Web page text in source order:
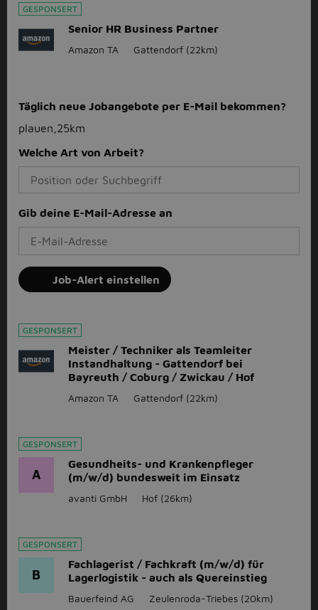
GESPONSERT
Senior HR Business Partner
Amazon TA Gattendorf (22km)
Täglich neue Jobangebote per E-Mail bekommen?
plauen,25km
Welche Art von Arbeit?
Gib deine E-Mail-Adresse an
Job-Alert einstellen
GESPONSERT
Meister / Techniker als Teamleiter
Instandhaltung - Gattendorf bei
Bayreuth / Coburg / Zwickau / Hof
Amazon TA Gattendorf (22km)
GESPONSERT
A
Gesundheits- und Krankenpfleger
(m/w/d) bundesweit im Einsatz
avanti GmbH Hof (26km)
GESPONSERT
B
Fachlagerist / Fachkraft (m/w/d) für
Lagerlogistik - auch als Quereinstieg
Bauerfeind AG Zeulenroda-Triebes (20km)